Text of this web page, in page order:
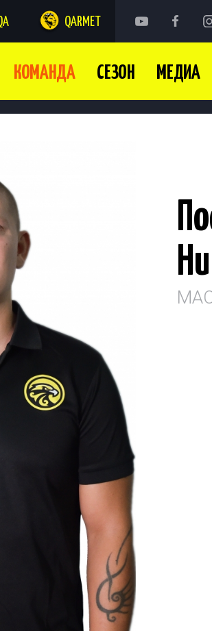
QARMET
КОМАНДА СЕЗОН МЕДИА